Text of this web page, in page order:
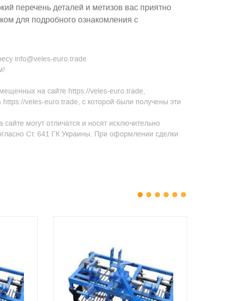
перечень деталей и метизов вас приятно
для подробного ознакомления с
info@veles-euro.trade
на сайте https://veles-euro.trade,
veles-euro.trade, с которой были получены эти
могут отличатся и носят исключительно
Ст. 641 ГК Украины. При оформлении сделки
1 2 3 4 5 6